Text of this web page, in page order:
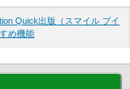
Quick出版（スマイル ブイ
め機能